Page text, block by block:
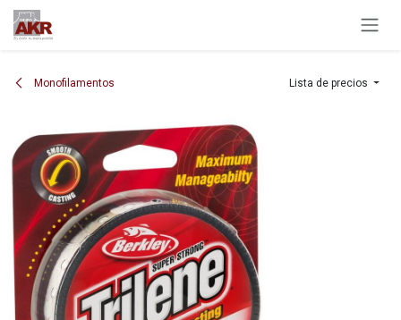
Ir al contenido
Monofilamentos Lista de precios